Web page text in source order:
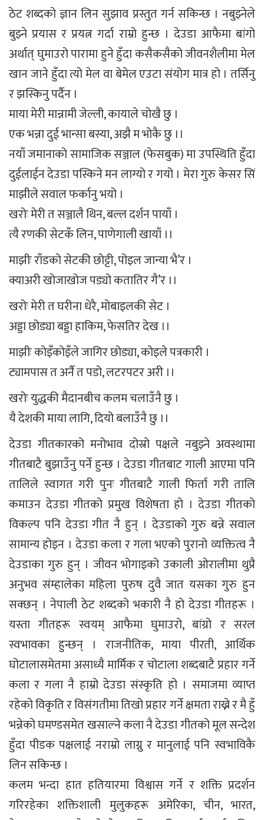
ठेट शब्दको ज्ञान लिन सुझाव प्रस्तुत गर्न सकिन्छ । नबुझ्नेले
बुझ्ने प्रयास र प्रयत्न गर्दा राम्रो हुन्छ । देउडा आफैमा बांगो
अर्थात् घुमाउरो पारामा हुने हुँदा कसैकसैको जीवनशैलीमा मेल
खान जाने हुँदा त्यो मेल वा बेमेल एउटा संयोग मात्र हो । तर्सिनु
र झस्किनु पर्दैन ।
माया मेरी मान्नामी जेल्ली, कायाले चोखै छु ।
एक भन्ना दुई भान्सा बस्या, अझै म भोकै छु ।।
नयाँ जमानाको सामाजिक सञ्जाल (फेसबुक) मा उपस्थिति हुँदा
दुईलाईन देउडा पस्किने मन लाग्यो र गयो । मेरा गुरु केसर सिं
माझीले सवाल फर्कानु भयो ।
खरोः मेरी त सञ्जालै थिन, बल्ल दर्शन पायाँ ।
त्यै रणकी सेटकँ लिन, पाणेगाली खायाँ ।।
माझीः राँडको सेटकी छोट्टी, पोइल जान्या भै’र ।
क्याअरी खोजाखोज पड्यो कतातिर गै’र ।।
खरोः मेरी त घरीना धेरै, मोबाइलकी सेट ।
अड्डा छोड्या बड्डा हाकिम, फेसतिर देख ।।
माझीः कोइँकोइँले जागिर छोड्या, कोइले पत्रकारी ।
ट्यामपास त अर्नै त पडो, लटरपटर अरी ।।
खरोः युद्धकी मैदानबीच कलम चलाउँनै छु ।
यै देशकी माया लागि, दियो बलाउँनै छु ।।
देउडा गीतकारको मनोभाव दोस्रो पक्षले नबुझ्ने अवस्थामा
गीतबाटै बुझाउँनु पर्ने हुन्छ । देउडा गीतबाट गाली आएमा पनि
तालिले स्वागत गरी पुनः गीतबाटै गाली फिर्ता गरी तालि
कमाउन देउडा गीतको प्रमुख विशेषता हो । देउडा गीतको
विकल्प पनि देउडा गीत नै हुन् । देउडाको गुरु बन्ने सवाल
सामान्य होइन । देउडा कला र गला भएको पुरानो व्यक्तित्व नै
देउडाका गुरु हुन् । जीवन भोगाइको उकाली ओरालीमा थुप्रै
अनुभव संम्हालेका महिला पुरुष दुवै जात यसका गुरु हुन
सक्छन् । नेपाली ठेट शब्दको भकारी नै हो देउडा गीतहरू ।
यस्ता गीतहरू स्वयम् आफैमा घुमाउरो, बांग्रो र सरल
स्वभावका हुन्छन् । राजनीतिक, माया पीरती, आर्थिक
घोटालासमेतमा असाध्यै मार्मिक र चोटाला शब्दबाटै प्रहार गर्ने
कला र गला नै हाम्रो देउडा संस्कृति हो । समाजमा व्याप्त
रहेको विकृति र विसंगतीमा तिखो प्रहार गर्ने क्षमता राख्ने र मै हुँ
भन्नेको घमण्डसमेत खसाल्ने कला नै देउडा गीतको मूल सन्देश
हुँदा पीडक पक्षलाई नराम्रो लाग्नु र मानुलाई पनि स्वभाविकै
लिन सकिन्छ ।
कलम भन्दा हात हतियारमा विश्वास गर्ने र शक्ति प्रदर्शन
गरिरहेका शक्तिशाली मुलुकहरू अमेरिका, चीन, भारत,